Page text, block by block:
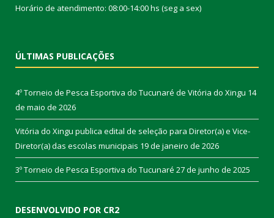
Horário de atendimento: 08:00-14:00 hs (seg a sex)
ÚLTIMAS PUBLICAÇÕES
4º Torneio de Pesca Esportiva do Tucunaré de Vitória do Xingu 14
de maio de 2026
Vitória do Xingu publica edital de seleção para Diretor(a) e Vice-
Diretor(a) das escolas municipais 19 de janeiro de 2026
3º Torneio de Pesca Esportiva do Tucunaré 27 de junho de 2025
DESENVOLVIDO POR CR2